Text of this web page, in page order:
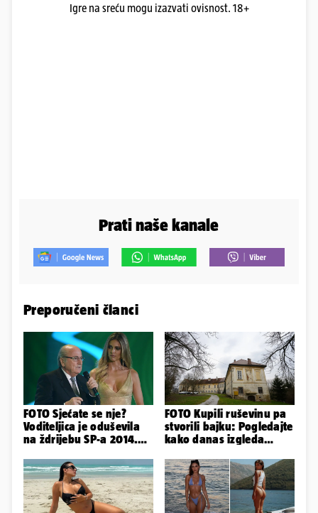
Igre na sreću mogu izazvati ovisnost. 18+
Prati naše kanale
Preporučeni članci
FOTO Sjećate se nje?
Voditeljica je oduševila
na ždrijebu SP-a 2014.
FOTO Kupili ruševinu pa
stvorili bajku: Pogledajte
kako danas izgleda